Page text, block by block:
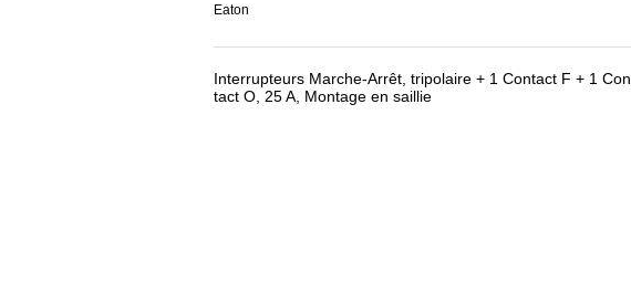
Eaton
Interrupteurs Marche-Arrêt, tripolaire + 1 Contact F + 1 Con
tact O, 25 A, Montage en saillie